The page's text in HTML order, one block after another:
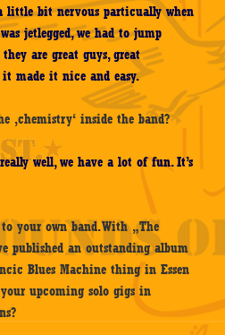
little bit nervous particually when
jetlegged, we had to jump
are great guys, great
it made it nice and easy.
‚chemistry‘ inside the band?
well, we have a lot of fun. It’s
your own band. With „The
published an outstanding album
Blues Machine thing in Essen
upcoming solo gigs in